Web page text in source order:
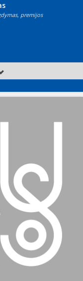
premijos